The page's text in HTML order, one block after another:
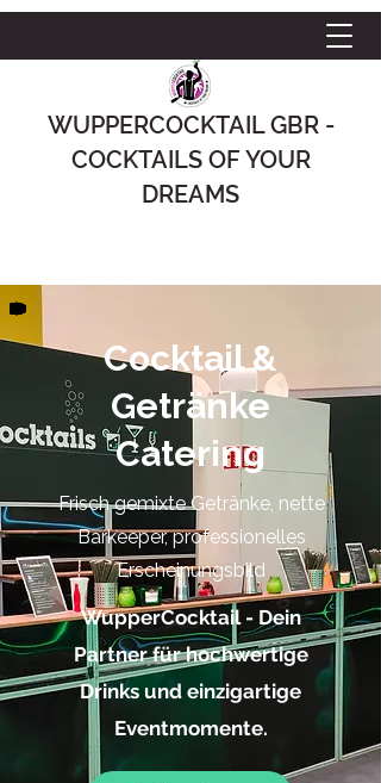
WUPPERCOCKTAIL GBR -
COCKTAILS OF YOUR
DREAMS
Cocktail &
Getränke
Catering
Frisch gemixte Getränke, nette
Barkeeper, professionelles
Erscheinungsbild
WupperCocktail - Dein
Partner für hochwertige
Drinks und einzigartige
Eventmomente.